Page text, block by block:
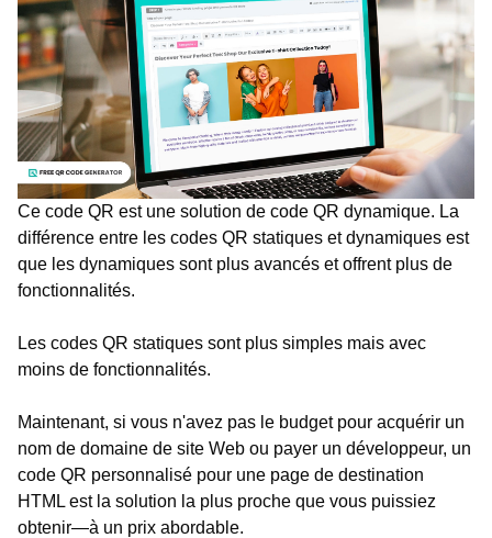
Ce code QR est une solution de code QR dynamique. La
différence entre les codes QR statiques et dynamiques est
que les dynamiques sont plus avancés et offrent plus de
fonctionnalités.
Les codes QR statiques sont plus simples mais avec
moins de fonctionnalités.
Maintenant, si vous n'avez pas le budget pour acquérir un
nom de domaine de site Web ou payer un développeur, un
code QR personnalisé pour une page de destination
HTML est la solution la plus proche que vous puissiez
obtenir—à un prix abordable.